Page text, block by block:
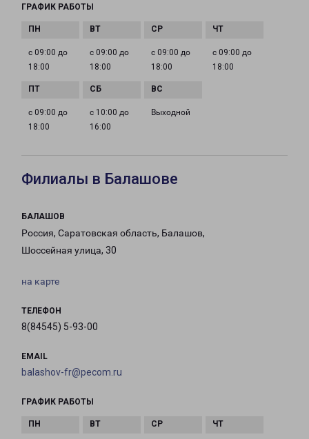
ГРАФИК РАБОТЫ
с 09:00 до
18:00
с 09:00 до
18:00
с 09:00 до
18:00
с 09:00 до
18:00
с 09:00 до
18:00
с 10:00 до
16:00
Выходной
Филиалы в Балашове
БАЛАШОВ
Россия, Саратовская область, Балашов,
Шоссейная улица, 30
на карте
ТЕЛЕФОН
8(84545) 5-93-00
EMAIL
balashov-fr@pecom.ru
ГРАФИК РАБОТЫ